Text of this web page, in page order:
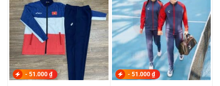
- 51.000 ₫ - 51.000 ₫